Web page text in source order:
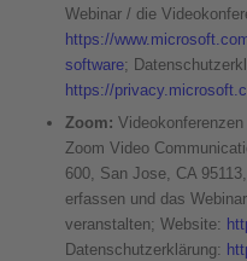
Webinar / die
https://
software;
https://
Zoom:
Zoom Video
600, San Jose, CA
erfassen und das
veranstalten; Website:
Datenschutzerklärung: